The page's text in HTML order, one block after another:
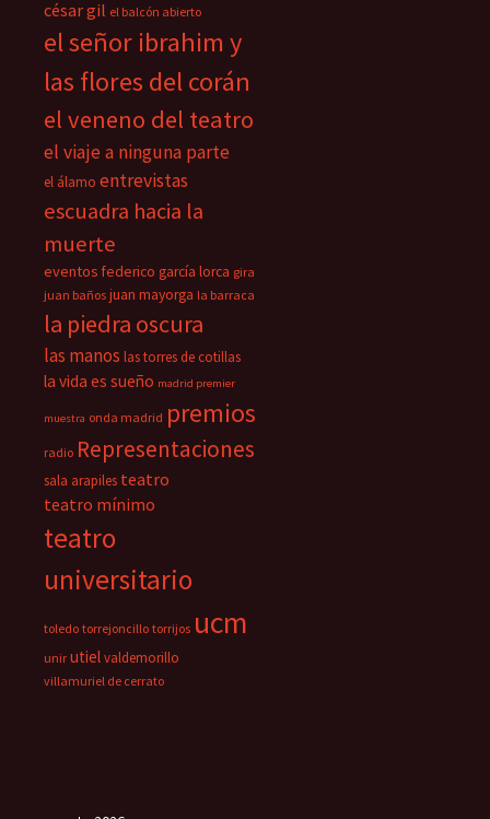
césar gil el balcón abierto
el señor ibrahim y
las flores del corán
el veneno del teatro
el viaje a ninguna parte
el álamo entrevistas
escuadra hacia la
muerte
eventos federico garcía lorca gira
juan baños juan mayorga la barraca
la piedra oscura
las manos las torres de cotillas
la vida es sueño madrid premier
muestra onda madrid premios
radio Representaciones
sala arapiles teatro
teatro mínimo
teatro
universitario
toledo torrejoncillo torrijos ucm
unir utielvaldemorillo
villamuriel de cerrato